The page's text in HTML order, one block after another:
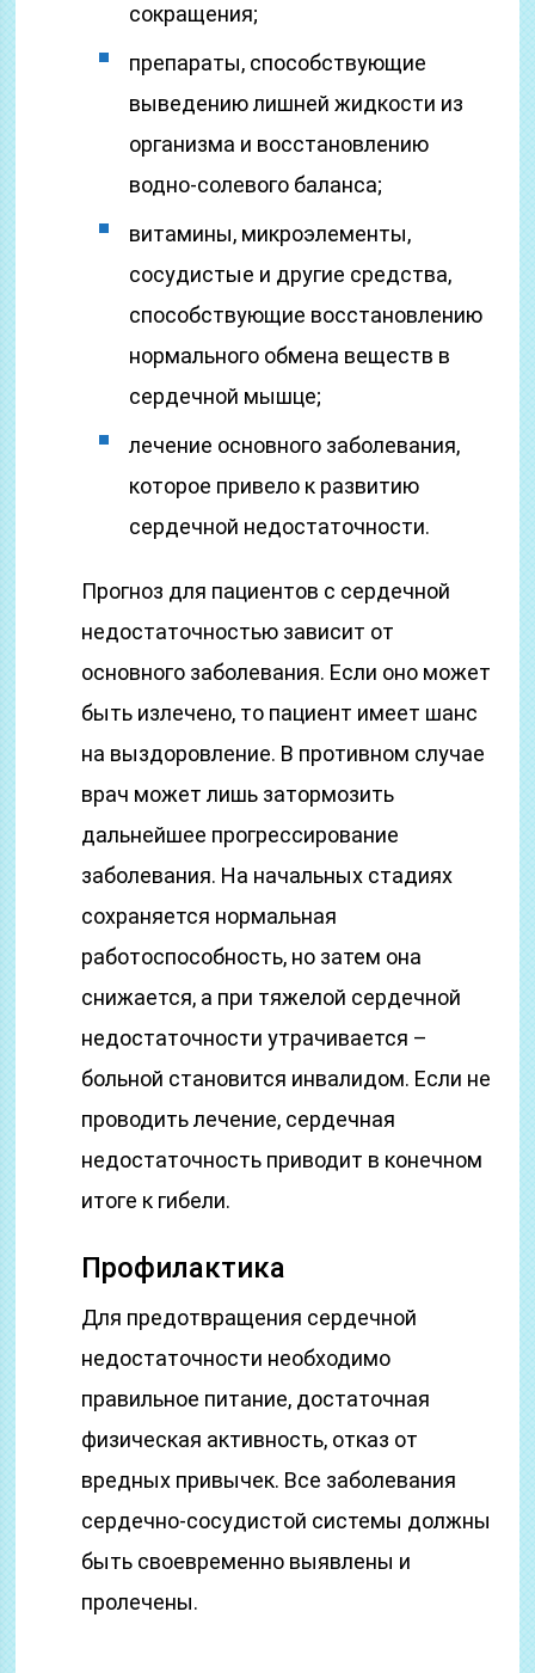
сокращения;
препараты, способствующие
выведению лишней жидкости из
организма и восстановлению
водно-солевого баланса;
витамины, микроэлементы,
сосудистые и другие средства,
способствующие восстановлению
нормального обмена веществ в
сердечной мышце;
лечение основного заболевания,
которое привело к развитию
сердечной недостаточности.
Прогноз для пациентов с сердечной
недостаточностью зависит от
основного заболевания. Если оно может
быть излечено, то пациент имеет шанс
на выздоровление. В противном случае
врач может лишь затормозить
дальнейшее прогрессирование
заболевания. На начальных стадиях
сохраняется нормальная
работоспособность, но затем она
снижается, а при тяжелой сердечной
недостаточности утрачивается –
больной становится инвалидом. Если не
проводить лечение, сердечная
недостаточность приводит в конечном
итоге к гибели.
Профилактика
Для предотвращения сердечной
недостаточности необходимо
правильное питание, достаточная
физическая активность, отказ от
вредных привычек. Все заболевания
сердечно-сосудистой системы должны
быть своевременно выявлены и
пролечены.